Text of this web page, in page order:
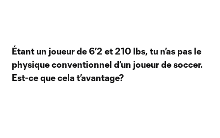
Étant un joueur de 6’2 et 210 lbs, tu n’as pas le
physique conventionnel d’un joueur de soccer.
Est-ce que cela t’avantage?